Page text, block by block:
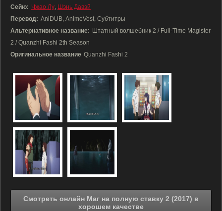
Сейю: Чжао Лу, Шэнь Давэй
Перевод: AniDUB, AnimeVost, Субтитры
Альтернативное название: Штатный волшебник 2 / Full-Time Magister
2 / Quanzhi Fashi 2th Season
Оригинальное название Quanzhi Fashi 2
Смотреть онлайн Маг на полную ставку 2 (2017) в
хорошем качестве